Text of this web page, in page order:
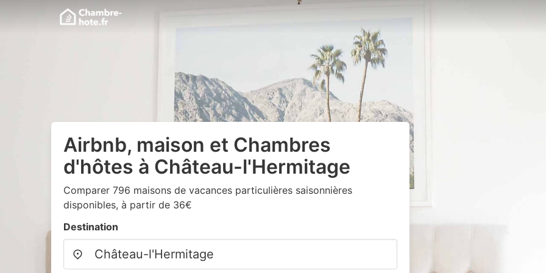
Airbnb, maison et Chambres
d'hôtes à Château-l'Hermitage
Comparer 796 maisons de vacances particulières saisonnières
disponibles, à partir de 36€
Destination